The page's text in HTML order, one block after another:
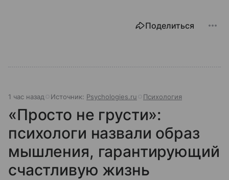
Поделиться
1 час назад Источник: Psychologies.ru Психология
«Просто не грусти»:
психологи назвали образ
мышления, гарантирующий
счастливую жизнь